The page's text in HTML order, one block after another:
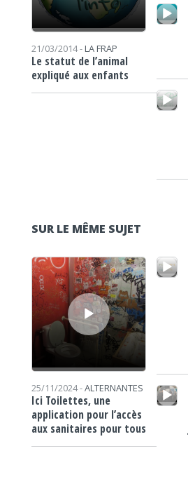
21/03/2014 - LA FRAP
Le statut de l’animal
expliqué aux enfants
Lecteur audio
Lecteur audio
SUR LE MÊME SUJET
Lecteur audio
25/11/2024 -ALTERNANTES
Ici Toilettes, une
application pour l’accès
aux sanitaires pour tous
Lecteur audio
Lecteur audio